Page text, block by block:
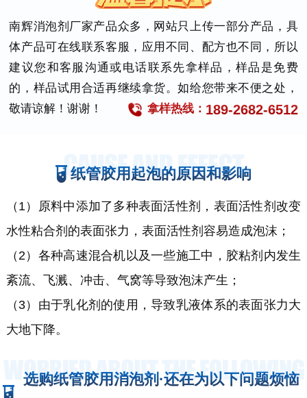
南辉消泡剂厂家产品众多，网站只上传一部分产品，具
体产品可在线联系客服，应用不同、配方也不同，所以
建议您和客服沟通或电话联系先拿样品，样品是免费
的，样品试用合适再继续拿货。如给您带来不便之处，
敬请谅解！谢谢！
拿样热线： 189-2682-6512
纸管胶用起泡的原因和影响
（1） 原料中添加了多种表面活性剂， 表面活性剂 改变
水性粘合剂的表面张力， 表面活性剂 容易造成泡沫；
（2） 各种高速混合机以及一些施工中， 胶粘剂 内发生
紊流、飞溅、冲击、气窝等导致泡沫产生；
（3） 由于乳化剂的使用，导致乳液体系的表面张力大
大地下降。
选购纸管胶用消泡剂·还在为以下问题烦恼